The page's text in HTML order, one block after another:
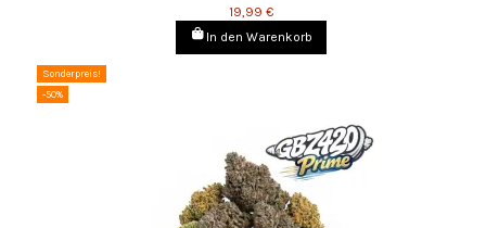
19,99 €
In den Warenkorb
Sonderpreis!
-50%